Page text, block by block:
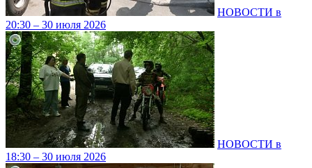
НОВОСТИ в
20:30 – 30 июля 2026
НОВОСТИ в
18:30 – 30 июля 2026